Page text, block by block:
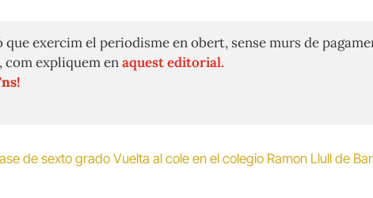
que exercim el periodisme en obert, sense murs de
com expliquem enaquest editorial.